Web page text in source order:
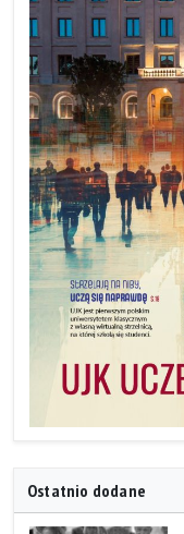
Ostatnio dodane